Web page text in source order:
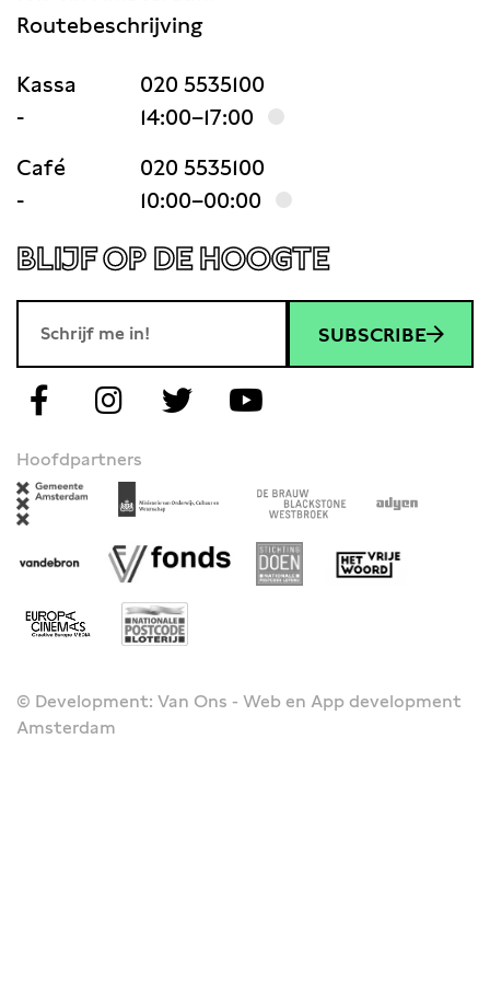
Routebeschrijving
Kassa
020 5535100
-
14:00–17:00
Café
020 5535100
-
10:00–00:00
BLIJF OP DE HOOGTE
SUBSCRIBE
Hoofdpartners
© Development: Van Ons - Web en App development
Amsterdam